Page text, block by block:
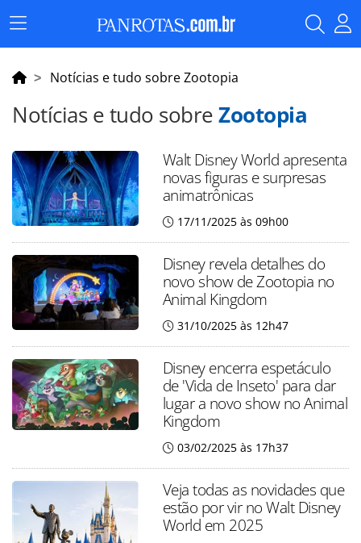
Menu
Principal
Notícias e tudo sobre Zootopia
Notícias e tudo sobreZootopia
Walt Disney World apresenta
novas figuras e surpresas
animatrônicas
17/11/2025 às 09h00
Disney revela detalhes do
novo show de Zootopia no
Animal Kingdom
31/10/2025 às 12h47
Disney encerra espetáculo
de 'Vida de Inseto' para dar
lugar a novo show no Animal
Kingdom
03/02/2025 às 17h37
Veja todas as novidades que
estão por vir no Walt Disney
World em 2025